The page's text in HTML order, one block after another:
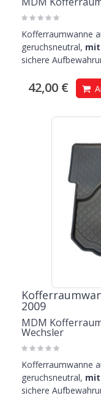
Kofferraumwanne
geruchsneutral,
sichere
42,00 €
2009
MDM
Wechsler
Kofferraumwanne
geruchsneutral,
sichere